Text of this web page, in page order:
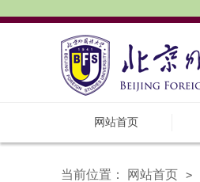
网站首页
当前位置： 网站首页 >